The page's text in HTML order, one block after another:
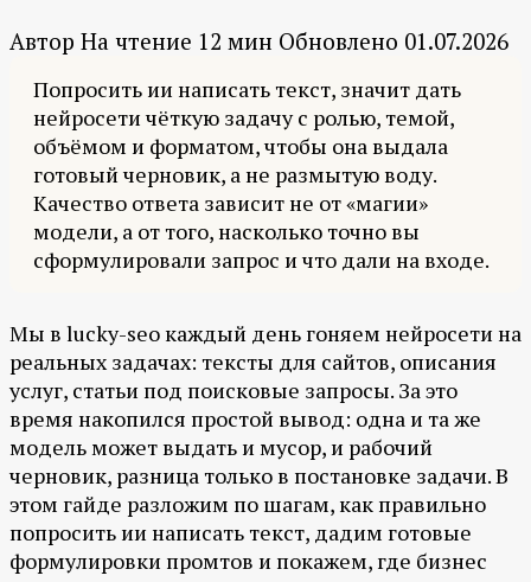
Автор На чтение 12 мин Обновлено 01.07.2026
Попросить ии написать текст, значит дать
нейросети чёткую задачу с ролью, темой,
объёмом и форматом, чтобы она выдала
готовый черновик, а не размытую воду.
Качество ответа зависит не от «магии»
модели, а от того, насколько точно вы
сформулировали запрос и что дали на входе.
Мы в lucky-seo каждый день гоняем нейросети на
реальных задачах: тексты для сайтов, описания
услуг, статьи под поисковые запросы. За это
время накопился простой вывод: одна и та же
модель может выдать и мусор, и рабочий
черновик, разница только в постановке задачи. В
этом гайде разложим по шагам, как правильно
попросить ии написать текст, дадим готовые
формулировки промтов и покажем, где бизнес